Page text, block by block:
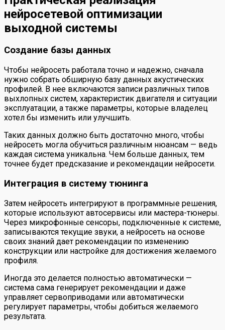
нейросетевой оптимизации
выходной системы
Создание базы данных
Чтобы нейросеть работала точно и надежно, сначала
нужно собрать обширную базу данных акустических
профилей. В нее включаются записи различных типов
выхлопных систем, характеристик двигателя и ситуации
эксплуатации, а также параметры, которые владелец
хотел бы изменить или улучшить.
Таких данных должно быть достаточно много, чтобы
нейросеть могла обучиться различным нюансам — ведь
каждая система уникальна. Чем больше данных, тем
точнее будет предсказание и рекомендации нейросети.
Интеграция в систему тюнинга
Затем нейросеть интегрируют в программные решения,
которые используют автосервисы или мастера-тюнеры.
Через микрофонные сенсоры, подключенные к системе,
записываются текущие звуки, а нейросеть на основе
своих знаний дает рекомендации по изменению
конструкции или настройке для достижения желаемого
профиля.
Иногда это делается полностью автоматически —
система сама генерирует рекомендации и даже
управляет сервоприводами или автоматически
регулирует параметры, чтобы добиться желаемого
результата.